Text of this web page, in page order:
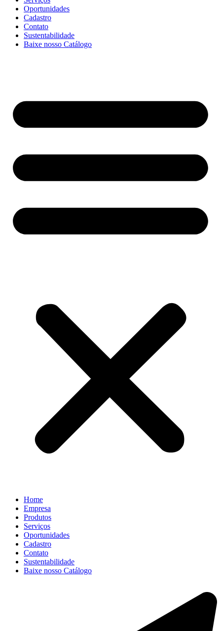
Oportunidades
Cadastro
Contato
Sustentabilidade
Baixe nosso Catálogo
Home
Empresa
Produtos
Serviços
Oportunidades
Cadastro
Contato
Sustentabilidade
Baixe nosso Catálogo